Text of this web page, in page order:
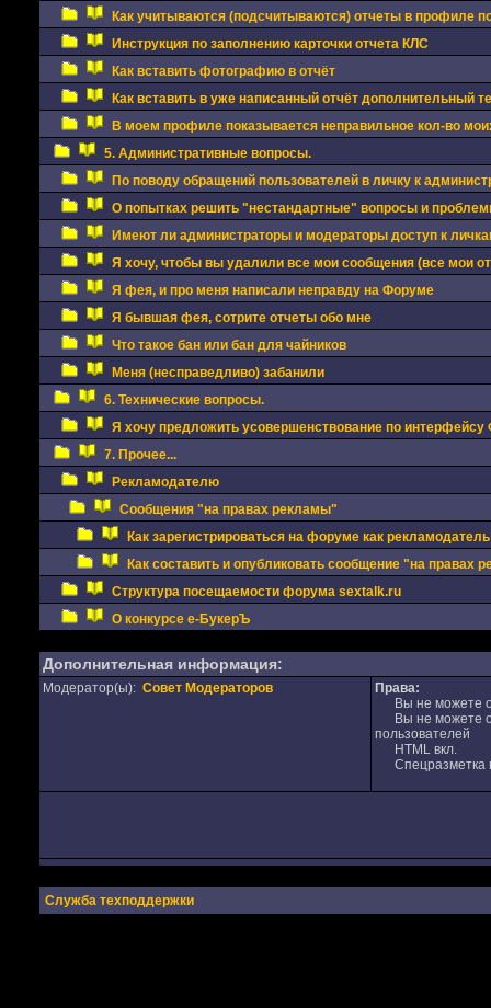
Как учитываются (подсчитываются) отчеты в профиле
Инструкция по заполнению карточки отчета КЛС
Как вставить фотографию в отчёт
Как вставить в уже написанный отчёт дополнительный
В моем профиле показывается неправильное кол-во
5. Административные вопросы.
По поводу обращений пользователей в личку к
О попытках решить "нестандартные" вопросы и
Имеют ли администраторы и модераторы доступ к
Я хочу, чтобы вы удалили все мои сообщения (все мои
Я фея, и про меня написали неправду на Форуме
Я бывшая фея, сотрите отчеты обо мне
Что такое бан или бан для чайников
Меня (несправедливо) забанили
6. Технические вопросы.
Я хочу предложить усовершенствование по интерфейсу
7. Прочее...
Рекламодателю
Сообщения "на правах рекламы"
Как зарегистрироваться на форуме как рекламодатель
Как составить и опубликовать сообщение "на правах
Структура посещаемости форума sextalk.ru
О конкурсе е-БукерЪ
Дополнительная информация:
Модератор(ы): Совет Модераторов
Права:
Вы не можете
Вы не можете
пользователей
HTML вкл.
Спецразметка
Служба техподдержки